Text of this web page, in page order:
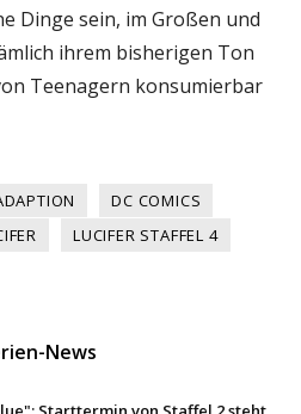
Dinge sein, im Großen und
ihrem bisherigen Ton
Teenagern konsumierbar
DC COMICS
LUCIFER STAFFEL 4
News